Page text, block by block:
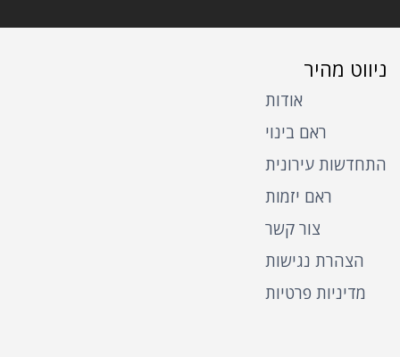
ניווט מהיר
אודות
ראם בינוי
התחדשות עירונית
ראם יזמות
צור קשר
הצהרת נגישות
מדיניות פרטיות